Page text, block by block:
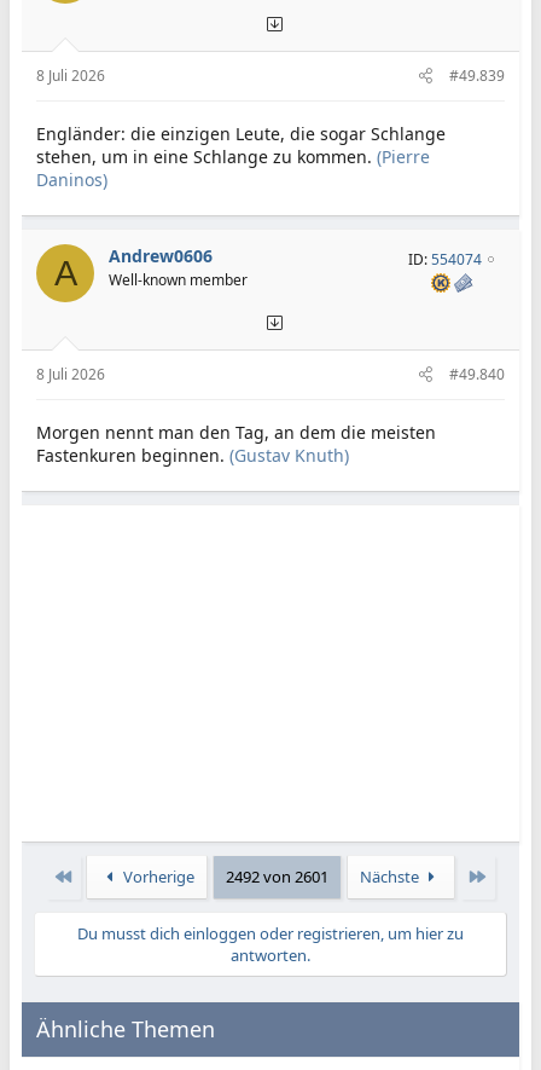
8 Juli 2026 #49.839
Engländer: die einzigen Leute, die sogar Schlange
stehen, um in eine Schlange zu kommen. (Pierre
Daninos)
A Andrew0606
Well-known member
ID:554074
8 Juli 2026 #49.840
Morgen nennt man den Tag, an dem die meisten
Fastenkuren beginnen. (Gustav Knuth)
Erste Vorherige 2492 von 2601 Nächste
Du musst dich einloggen oder registrieren, um hier zu
antworten.
Ähnliche Themen